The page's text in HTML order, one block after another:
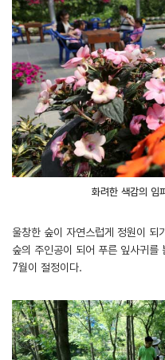
화려한 색감의 임
울창한 숲이 자연스럽게 정원이 되
숲의 주인공이 되어 푸른 잎사귀를
7월이 절정이다.